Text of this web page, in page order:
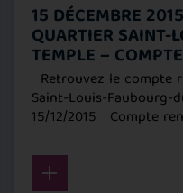
15 DÉCEMBRE
QUARTIER SAINT-
TEMPLE –
Retrouvez le compte
Saint-Louis-Faubourg-
15/12/2015 Compte